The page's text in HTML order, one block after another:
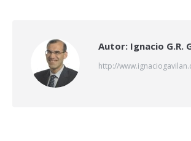
Autor: Ignacio G.R.
http://